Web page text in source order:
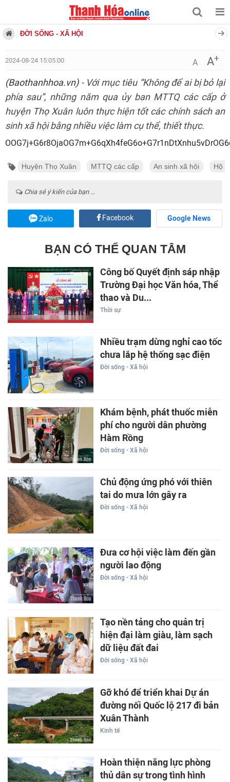
ĐỜI SỐNG - XÃ HỘI
2024-08-24 15:05:00 A A+
(Baothanhhoa.vn)- Với mục tiêu “Không để ai bị bỏ lại
phía sau”, những năm qua ủy ban MTTQ các cấp ở
huyện Thọ Xuân luôn thực hiện tốt các chính sách an
sinh xã hội bằng nhiều việc làm cụ thể, thiết thực.
Huyện Thọ Xuân MTTQ các cấp An sinh xã hội Hộ
Chia sẻ ý kiến của bạn ...
Zalo Facebook Google News
BẠN CÓ THỂ QUAN TÂM
Công bố Quyết định sáp nhập
Trường Đại học Văn hóa, Thể
thao và Du...
Thời sự
Nhiều trạm dừng nghỉ cao tốc
chưa lắp hệ thống sạc điện
Đời sống - Xã hội
Khám bệnh, phát thuốc miễn
phí cho người dân phường
Hàm Rồng
Đời sống - Xã hội
Chủ động ứng phó với thiên
tai do mưa lớn gây ra
Đời sống - Xã hội
Đưa cơ hội việc làm đến gần
người lao động
Đời sống - Xã hội
Tạo nền tảng cho quản trị
hiện đại làm giàu, làm sạch
dữ liệu đất đai
Đời sống - Xã hội
Gỡ khó để triển khai Dự án
đường nối Quốc lộ 217 đi bản
Xuân Thành
Kinh tế
Hoàn thiện năng lực phòng
thủ dân sự trong tình hình